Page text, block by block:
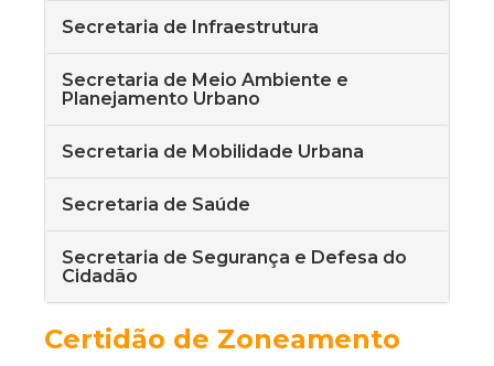
Secretaria de Infraestrutura
Secretaria de Meio Ambiente e
Planejamento Urbano
Secretaria de Mobilidade Urbana
Secretaria de Saúde
Secretaria de Segurança e Defesa do
Cidadão
Certidão de Zoneamento